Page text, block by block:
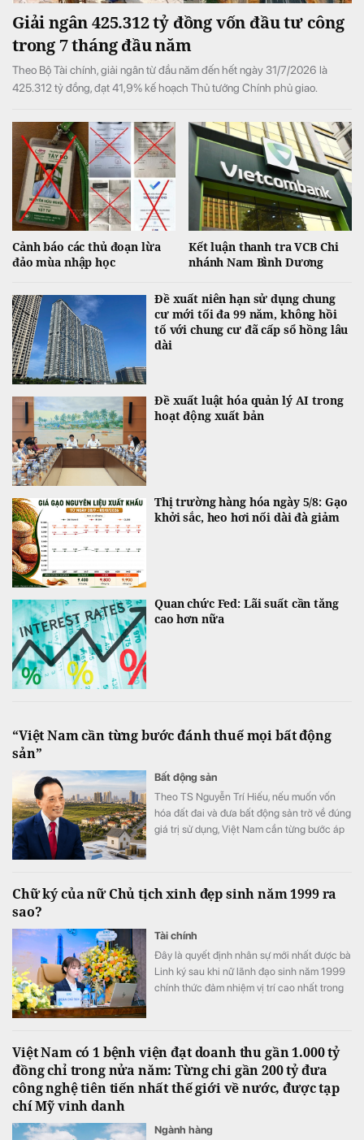
Giải ngân 425.312 tỷ đồng vốn đầu tư công
trong 7 tháng đầu năm
Theo Bộ Tài chính, giải ngân từ đầu năm đến hết ngày 31/7/2026 là
425.312 tỷ đồng, đạt 41,9% kế hoạch Thủ tướng Chính phủ giao.
Cảnh báo các thủ đoạn lừa
đảo mùa nhập học
Kết luận thanh tra VCB Chi
nhánh Nam Bình Dương
Đề xuất niên hạn sử dụng chung
cư mới tối đa 99 năm, không hồi
tố với chung cư đã cấp sổ hồng lâu
dài
Đề xuất luật hóa quản lý AI trong
hoạt động xuất bản
Thị trường hàng hóa ngày 5/8: Gạo
khởi sắc, heo hơi nối dài đà giảm
Quan chức Fed: Lãi suất cần tăng
cao hơn nữa
“Việt Nam cần từng bước đánh thuế mọi bất động
sản”
Bất động sản
Theo TS Nguyễn Trí Hiếu, nếu muốn vốn
hóa đất đai và đưa bất động sản trở về đúng
giá trị sử dụng, Việt Nam cần từng bước áp
Chữ ký của nữ Chủ tịch xinh đẹp sinh năm 1999 ra
sao?
Tài chính
Đây là quyết định nhân sự mới nhất được bà
Linh ký sau khi nữ lãnh đạo sinh năm 1999
chính thức đảm nhiệm vị trí cao nhất trong
Việt Nam có 1 bệnh viện đạt doanh thu gần 1.000 tỷ
đồng chỉ trong nửa năm: Từng chi gần 200 tỷ đưa
công nghệ tiên tiến nhất thế giới về nước, được tạp
chí Mỹ vinh danh
Ngành hàng